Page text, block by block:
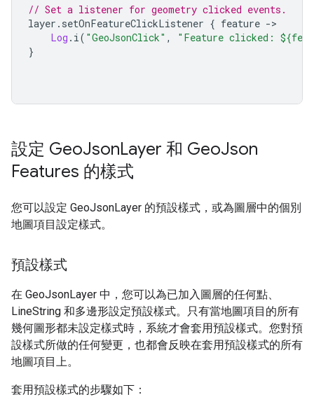
// Set a listener for geometry clicked events.
layer . setOnFeatureClickListener { feature ->
Log . i( "GeoJsonClick" ,
"Feature clicked:
}
設定 GeoJsonLayer 和 GeoJson
Features 的樣式
您可以設定 GeoJsonLayer 的預設樣式，或為圖層中的個別
地圖項目設定樣式。
預設樣式
在 GeoJsonLayer 中，您可以為已加入圖層的任何點、
LineString 和多邊形設定預設樣式。只有當地圖項目的所有
幾何圖形都未設定樣式時，系統才會套用預設樣式。您對預
設樣式所做的任何變更，也都會反映在套用預設樣式的所有
地圖項目上。
套用預設樣式的步驟如下：